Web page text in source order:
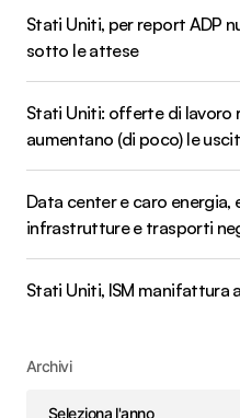
Stati Uniti, per report ADP
sotto le attese
Stati Uniti: offerte di lavoro
aumentano (di poco) le
Data center e caro
infrastrutture e trasporti
Stati Uniti, ISM manifattura
Archivi